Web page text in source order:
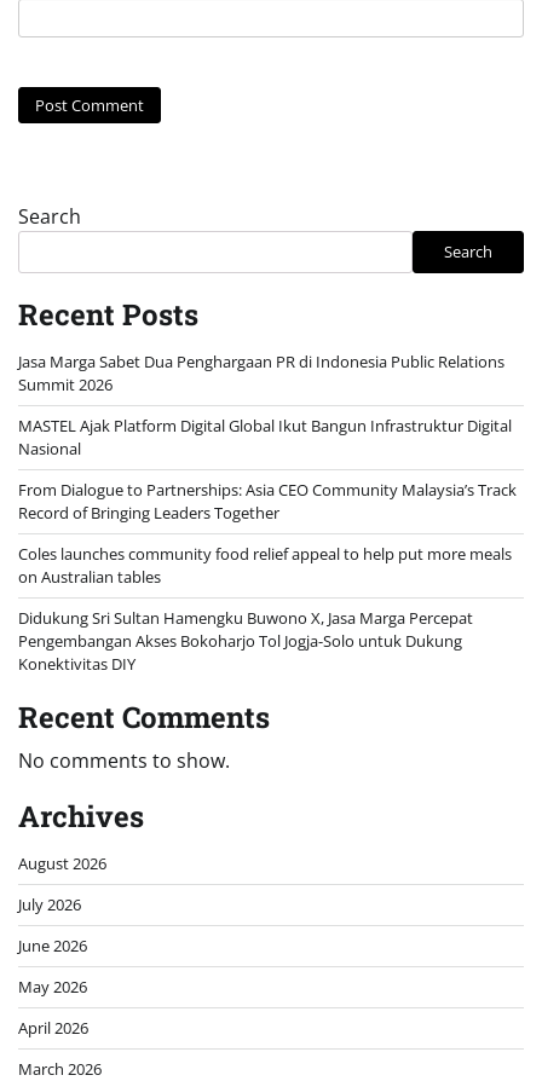
Search
Search
Recent Posts
Jasa Marga Sabet Dua Penghargaan PR di Indonesia Public Relations
Summit 2026
MASTEL Ajak Platform Digital Global Ikut Bangun Infrastruktur Digital
Nasional
From Dialogue to Partnerships: Asia CEO Community Malaysia’s Track
Record of Bringing Leaders Together
Coles launches community food relief appeal to help put more meals
on Australian tables
Didukung Sri Sultan Hamengku Buwono X, Jasa Marga Percepat
Pengembangan Akses Bokoharjo Tol Jogja-Solo untuk Dukung
Konektivitas DIY
Recent Comments
No comments to show.
Archives
August 2026
July 2026
June 2026
May 2026
April 2026
March 2026